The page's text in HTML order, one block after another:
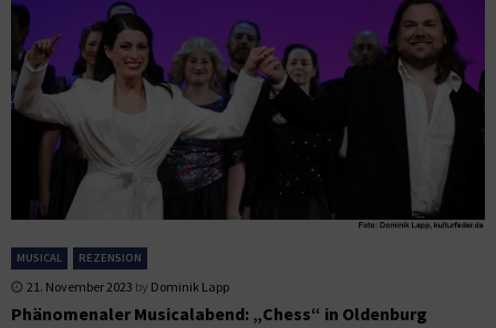
MUSICAL REZENSION
21. November 2023 by Dominik Lapp
Phänomenaler Musicalabend: „Chess“ in Oldenburg